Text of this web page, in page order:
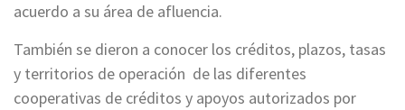
acuerdo a su área de afluencia.
También se dieron a conocer los créditos, plazos, tasas
y territorios de operación de las diferentes
cooperativas de créditos y apoyos autorizados por